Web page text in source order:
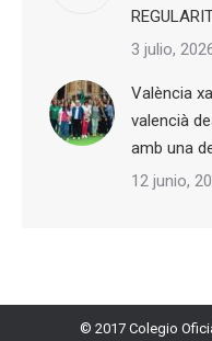
3 julio,
València
valencià
amb una
12 junio,
© 2017 Colegio